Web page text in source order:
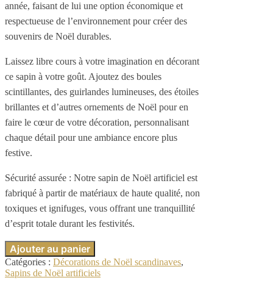
année, faisant de lui une option économique et
respectueuse de l’environnement pour créer des
souvenirs de Noël durables.
Laissez libre cours à votre imagination en décorant
ce sapin à votre goût. Ajoutez des boules
scintillantes, des guirlandes lumineuses, des étoiles
brillantes et d’autres ornements de Noël pour en
faire le cœur de votre décoration, personnalisant
chaque détail pour une ambiance encore plus
festive.
Sécurité assurée : Notre sapin de Noël artificiel est
fabriqué à partir de matériaux de haute qualité, non
toxiques et ignifuges, vous offrant une tranquillité
d’esprit totale durant les festivités.
Ajouter au panier
Catégories : Décorations de Noël scandinaves,
Sapins de Noël artificiels